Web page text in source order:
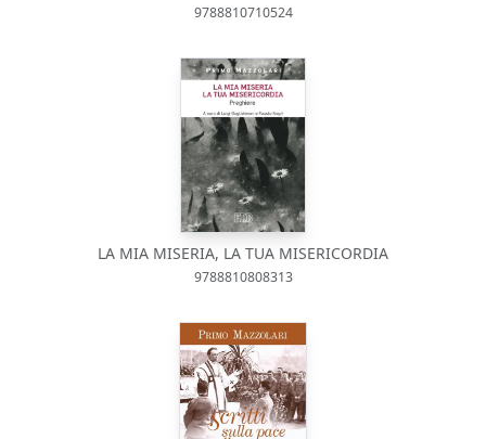
9788810710524
LA MIA MISERIA, LA TUA MISERICORDIA
9788810808313